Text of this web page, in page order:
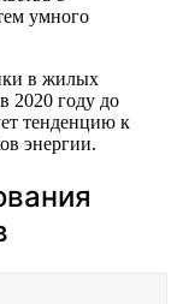
умного
в жилых
2020 году до
тенденцию к
энергии.